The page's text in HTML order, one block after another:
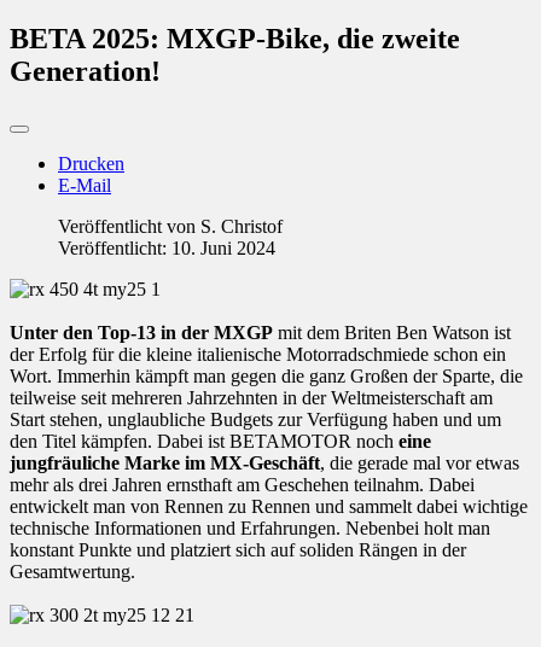
BETA 2025: MXGP-Bike, die zweite
Generation!
Drucken
E-Mail
Veröffentlicht von S. Christof
Veröffentlicht: 10. Juni 2024
Unter den Top-13 in der MXGP mit dem Briten Ben Watson ist
der Erfolg für die kleine italienische Motorradschmiede schon ein
Wort. Immerhin kämpft man gegen die ganz Großen der Sparte, die
teilweise seit mehreren Jahrzehnten in der Weltmeisterschaft am
Start stehen, unglaubliche Budgets zur Verfügung haben und um
den Titel kämpfen. Dabei ist BETAMOTOR noch eine
jungfräuliche Marke im MX-Geschäft, die gerade mal vor etwas
mehr als drei Jahren ernsthaft am Geschehen teilnahm. Dabei
entwickelt man von Rennen zu Rennen und sammelt dabei wichtige
technische Informationen und Erfahrungen. Nebenbei holt man
konstant Punkte und platziert sich auf soliden Rängen in der
Gesamtwertung.